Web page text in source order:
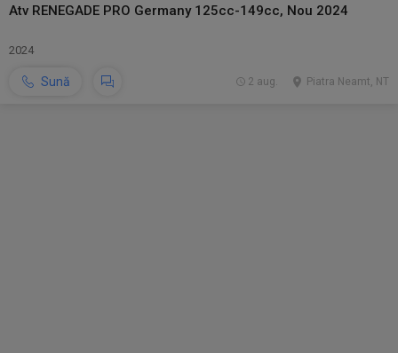
Atv RENEGADE PRO Germany 125cc-149cc, Nou 2024
2024
Sună Piatra Neamt, NT
2 aug.